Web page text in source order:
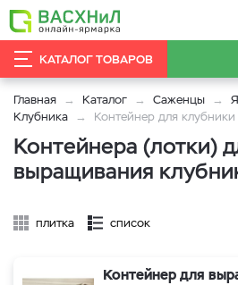
КАТАЛОГ ТОВАРОВ
Главная Каталог Саженцы
Клубника
Контейнер для клубники
Контейнера (лотки)
выращивания
плитка список
Контейнер для